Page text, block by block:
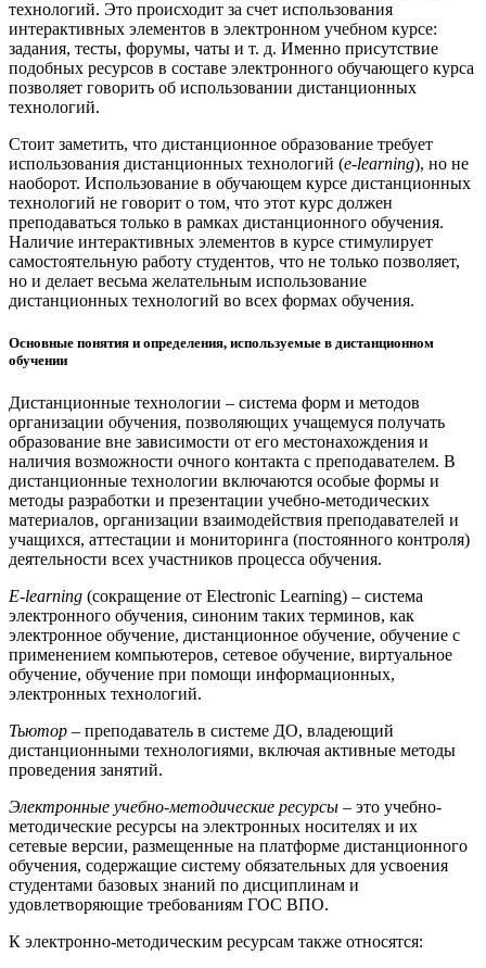
технологий. Это происходит за счет использования
интерактивных элементов в электронном учебном курсе:
задания, тесты, форумы, чаты и т. д. Именно присутствие
подобных ресурсов в составе электронного обучающего курса
позволяет говорить об использовании дистанционных
технологий.
Стоит заметить, что дистанционное образование требует
использования дистанционных технологий (e-learning), но не
наоборот. Использование в обучающем курсе дистанционных
технологий не говорит о том, что этот курс должен
преподаваться только в рамках дистанционного обучения.
Наличие интерактивных элементов в курсе стимулирует
самостоятельную работу студентов, что не только позволяет,
но и делает весьма желательным использование
дистанционных технологий во всех формах обучения.
Основные понятия и определения, используемые в дистанционном
обучении
Дистанционные технологии – система форм и методов
организации обучения, позволяющих учащемуся получать
образование вне зависимости от его местонахождения и
наличия возможности очного контакта с преподавателем. В
дистанционные технологии включаются особые формы и
методы разработки и презентации учебно-методических
материалов, организации взаимодействия преподавателей и
учащихся, аттестации и мониторинга (постоянного контроля)
деятельности всех участников процесса обучения.
E-learning (сокращение от Electronic Learning) – система
электронного обучения, синоним таких терминов, как
электронное обучение, дистанционное обучение, обучение с
применением компьютеров, сетевое обучение, виртуальное
обучение, обучение при помощи информационных,
электронных технологий.
Тьютор – преподаватель в системе ДО, владеющий
дистанционными технологиями, включая активные методы
проведения занятий.
Электронные учебно-методические ресурсы – это учебно-
методические ресурсы на электронных носителях и их
сетевые версии, размещенные на платформе дистанционного
обучения, содержащие систему обязательных для усвоения
студентами базовых знаний по дисциплинам и
удовлетворяющие требованиям ГОС ВПО.
К электронно-методическим ресурсам также относятся: